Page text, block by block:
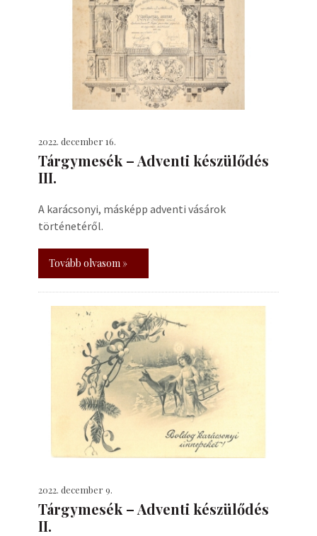
2022. december 16.
Tárgymesék – Adventi készülődés
III.
A karácsonyi, másképp adventi vásárok
történetéről.
Tovább olvasom »
2022. december 9.
Tárgymesék – Adventi készülődés
II.